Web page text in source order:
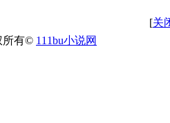
[关
所有© 111bu小说网